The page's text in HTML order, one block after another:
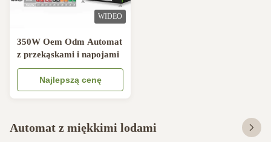
WIDEO
350W Oem Odm Automat
z przekąskami i napojami
Najlepszą cenę
Automat z miękkimi lodami